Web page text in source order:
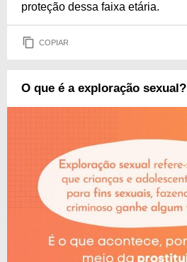
proteção dessa faixa etária.
COPIAR
O que é a exploração sexual?